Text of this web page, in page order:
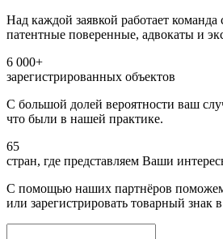
Над каждой заявкой работает команда
патентные поверенные, адвокаты и
6 000+
зарегистрированных объектов
С большой долей вероятности ваш
что были в нашей практике.
65
стран, где представляем Ваши
С помощью наших партнёров
или зарегистрировать товарный знак